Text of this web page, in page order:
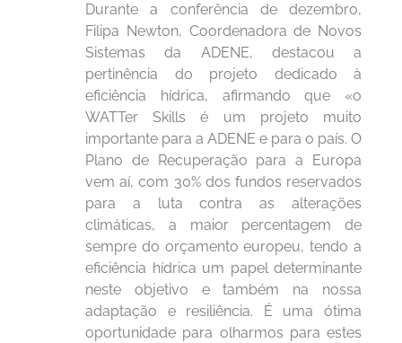
Durante a conferência de dezembro,
Filipa Newton, Coordenadora de Novos
Sistemas da ADENE, destacou a
pertinência do projeto dedicado à
eficiência hídrica, afirmando que «o
WATTer Skills é um projeto muito
importante para a ADENE e para o país. O
Plano de Recuperação para a Europa
vem aí, com 30% dos fundos reservados
para a luta contra as alterações
climáticas, a maior percentagem de
sempre do orçamento europeu, tendo a
eficiência hídrica um papel determinante
neste objetivo e também na nossa
adaptação e resiliência. É uma ótima
oportunidade para olharmos para estes